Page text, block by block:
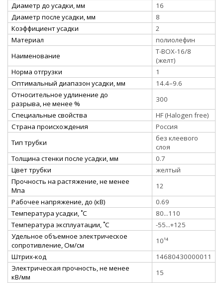
Диаметр до усадки, мм
16
Диаметр после усадки, мм
8
Коэффициент усадки
2
Материал
полиолефин
Наименование
Т-BOX-16/8
(желт)
Норма отгрузки
1
Оптимальный диапазон усадки, мм
14.4–9.6
Относительное удлинение до
разрыва, не менее %
300
Специальные свойства
HF (Halogen free)
Страна происхождения
Россия
Тип трубки
без клеевого
слоя
Толщина стенки после усадки, мм
0.7
Цвет трубки
желтый
Прочность на растяжение, не менее
Мпа
12
Рабочее напряжение, до (кВ)
0.69
Температура усадки, ˚С
80...110
Температура эксплуатации, ˚С
-55...+125
Удельное объемное электрическое
сопротивление, Ом/см
10¹⁴
Штрих-код
14680430000011
Электрическая прочность, не менее
кВ/мм
15